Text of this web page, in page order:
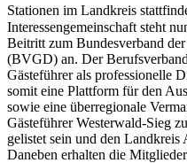
Stationen im Landkreis
Interessengemeinschaft steht
Beitritt zum Bundesverband
(BVGD) an. Der
Gästeführer als professionelle
somit eine Plattform für den
sowie eine überregionale
Gästeführer Westerwald-Sieg
gelistet sein und den Landkreis
Daneben erhalten die